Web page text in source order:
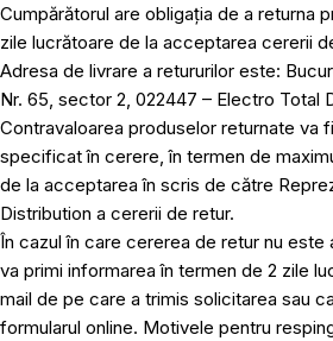
Cumpărătorul are obligația de a returna
zile lucrătoare de la acceptarea cererii
Adresa de livrare a retururilor este:
Nr. 65, sector 2, 022447 – Electro Total
Contravaloarea produselor returnate va
specificat în cerere, în termen de
de la acceptarea în scris de către
Distribution a cererii de retur.
În cazul în care cererea de retur nu este
va primi informarea în termen de 2 zile
mail de pe care a trimis solicitarea sau
formularul online. Motivele pentru